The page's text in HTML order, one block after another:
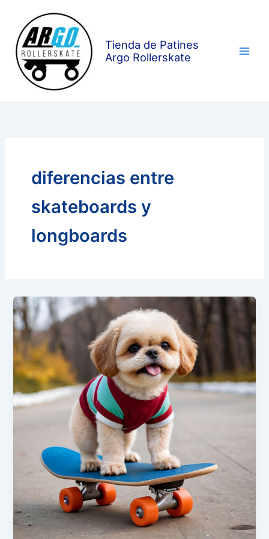
contenido
Tienda de Patines
Argo Rollerskate
diferencias entre
skateboards y
longboards